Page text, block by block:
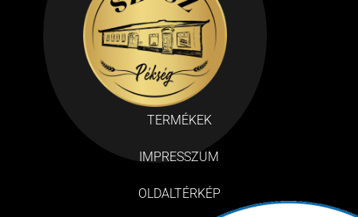
TERMÉKEK
IMPRESSZUM
OLDALTÉRKÉP